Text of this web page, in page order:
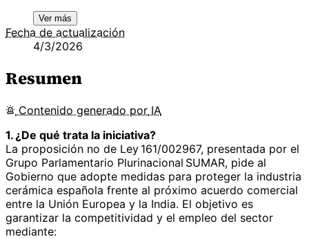
Ver más
Fecha de actualización
4/3/2026
Resumen
Contenido generado por IA
1. ¿De qué trata la iniciativa?
La proposición no de Ley 161/002967, presentada por el
Grupo Parlamentario Plurinacional SUMAR, pide al
Gobierno que adopte medidas para proteger la industria
cerámica española frente al próximo acuerdo comercial
entre la Unión Europea y la India. El objetivo es
garantizar la competitividad y el empleo del sector
mediante: